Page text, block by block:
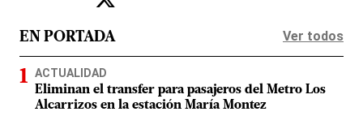
EN PORTADA Ver todos
ACTUALIDAD
Eliminan el transfer para pasajeros del Metro Los
Alcarrizos en la estación María Montez